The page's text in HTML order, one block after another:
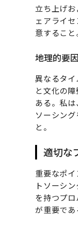
立ち上げ
ェアライ
意するこ
地理的要因
異なるタ
と文化の
ある。私
ソーシン
と。
適切な
重要なポ
トソーシ
を持つプ
が重要であ